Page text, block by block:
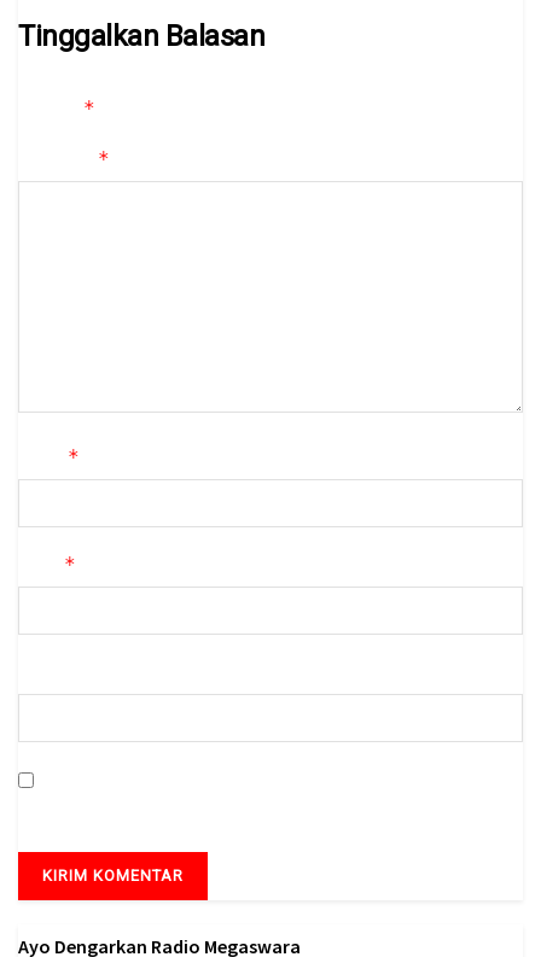
Tinggalkan Balasan
*
*
*
*
Ayo Dengarkan Radio Megaswara